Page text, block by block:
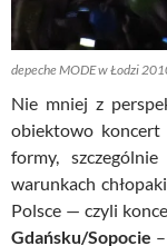
depeche MODE w Łodzi
Nie mniej z
obiektowo
formy,
warunkach
Polsce — czyli
Gdańsku/Sopocie